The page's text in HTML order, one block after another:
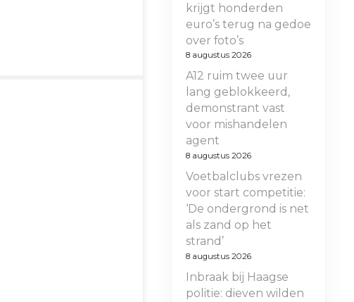
krijgt honderden
euro’s terug na gedoe
over foto’s
8 augustus 2026
A12 ruim twee uur
lang geblokkeerd,
demonstrant vast
voor mishandelen
agent
8 augustus 2026
Voetbalclubs vrezen
voor start competitie:
‘De ondergrond is net
als zand op het
strand’
8 augustus 2026
Inbraak bij Haagse
politie: dieven wilden